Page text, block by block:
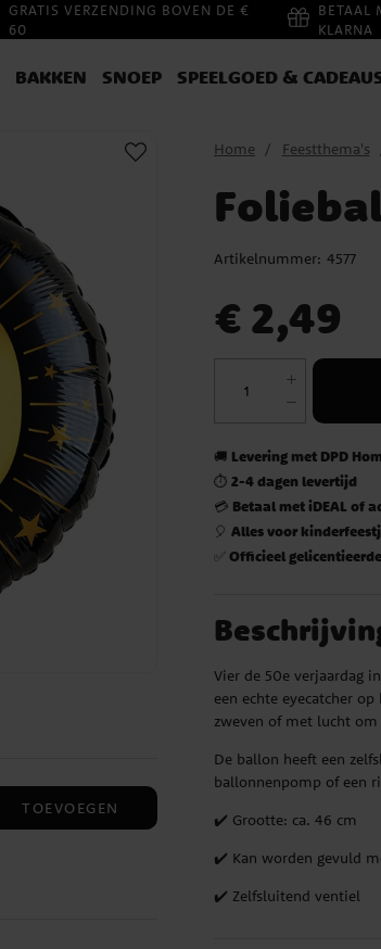
GRATIS VERZENDING BOVEN DE €
60
BETAAL
KLARNA
BAKKEN SNOEP SPEELGOED &
TOEVOEGEN
Home Feestthema's
Artikelnummer: 4577
€ 2,49
🚚 Levering met DPD
⏱️2-4 dagen levertijd
💳 Betaal met iDEAL of
🎈Alles voor
✅Officieel
Vier de 50e verjaardag
een echte eyecatcher
zweven of met lucht
De ballon heeft een
ballonnenpomp of een
✔️ Grootte: ca. 46 cm
✔️ Kan worden gevuld
✔️ Zelfsluitend ventiel